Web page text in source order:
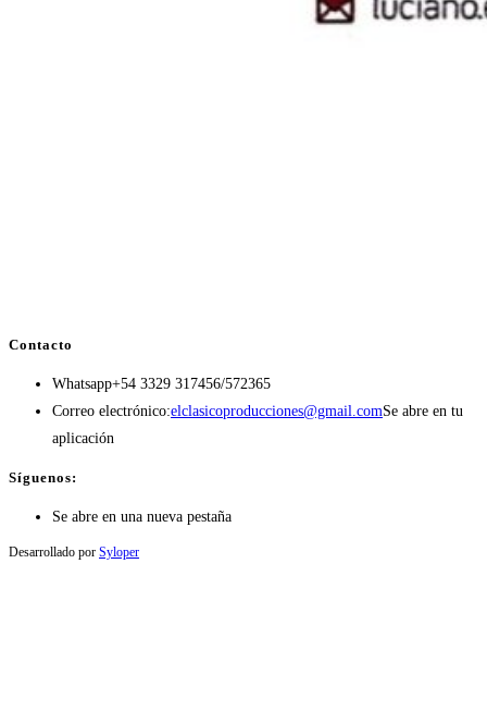
Contacto
Whatsapp+54 3329 317456/572365
Correo electrónico:elclasicoproducciones@gmail.comSe abre en tu
aplicación
Síguenos:
Se abre en una nueva pestaña
Desarrollado por Syloper